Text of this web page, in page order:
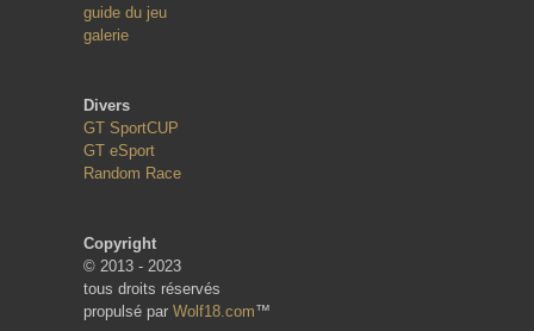
guide du jeu
galerie
Divers
GT SportCUP
GT eSport
Random Race
Copyright
© 2013 - 2023
tous droits réservés
propulsé par Wolf18.com™